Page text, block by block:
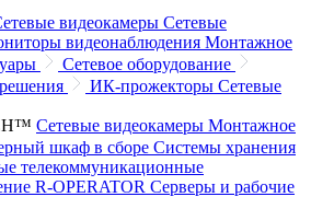
видеокамеры Сетевые
видеонаблюдения Монтажное
Сетевое оборудование
ИК-прожекторы Сетевые
Сетевые видеокамеры Монтажное
шкаф в сборе Системы хранения
телекоммуникационные
R-OPERATOR Серверы и рабочие